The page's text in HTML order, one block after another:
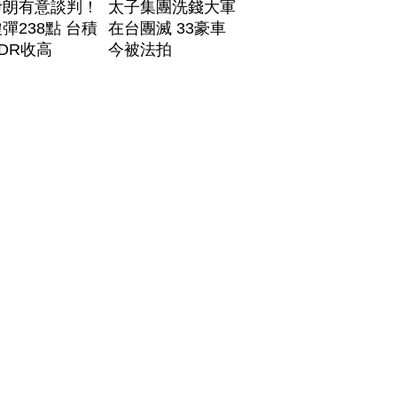
有意談判！
238點 台積
收高
太子集團洗錢大軍
在台團滅 33豪車
今被法拍